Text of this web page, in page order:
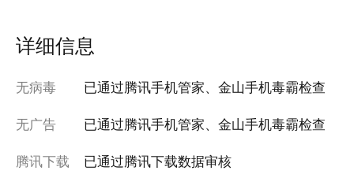
详细信息
无病毒 已通过腾讯手机管家、金山手机毒霸检查
无广告 已通过腾讯手机管家、金山手机毒霸检查
腾讯下载 已通过腾讯下载数据审核